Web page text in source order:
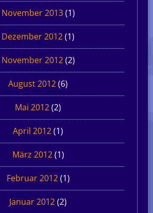
November 2013(1)
Dezember 2012(1)
November 2012(2)
August 2012(6)
Mai 2012(2)
April 2012(1)
März 2012(1)
Februar 2012(1)
Januar 2012(2)